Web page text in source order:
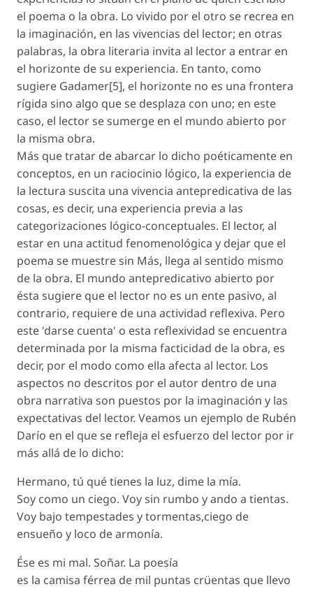
el poema o la obra. Lo vivido por el otro se recrea en
la imaginación, en las vivencias del lector; en otras
palabras, la obra literaria invita al lector a entrar en
el horizonte de su experiencia. En tanto, como
sugiere Gadamer[5], el horizonte no es una frontera
rígida sino algo que se desplaza con uno; en este
caso, el lector se sumerge en el mundo abierto por
la misma obra.
Más que tratar de abarcar lo dicho poéticamente en
conceptos, en un raciocinio lógico, la experiencia de
la lectura suscita una vivencia antepredicativa de las
cosas, es decir, una experiencia previa a las
categorizaciones lógico-conceptuales. El lector, al
estar en una actitud fenomenológica y dejar que el
poema se muestre sin Más, llega al sentido mismo
de la obra. El mundo antepredicativo abierto por
ésta sugiere que el lector no es un ente pasivo, al
contrario, requiere de una actividad reflexiva. Pero
este 'darse cuenta' o esta reflexividad se encuentra
determinada por la misma facticidad de la obra, es
decir, por el modo como ella afecta al lector. Los
aspectos no descritos por el autor dentro de una
obra narrativa son puestos por la imaginación y las
expectativas del lector. Veamos un ejemplo de Rubén
Darío en el que se refleja el esfuerzo del lector por ir
más allá de lo dicho:
Hermano, tú qué tienes la luz, dime la mía.
Soy como un ciego. Voy sin rumbo y ando a tientas.
Voy bajo tempestades y tormentas,ciego de
ensueño y loco de armonía.
Ése es mi mal. Soñar. La poesía
es la camisa férrea de mil puntas crüentas que llevo